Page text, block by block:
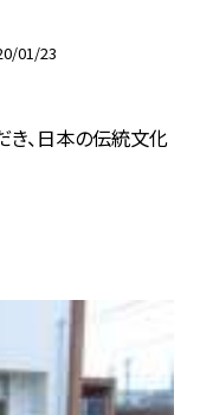
01/23
、日本の伝統文化